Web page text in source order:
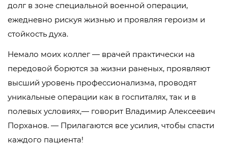
долг в зоне специальной военной операции,
ежедневно рискуя жизнью и проявляя героизм и
стойкость духа.
Немало моих коллег — врачей практически на
передовой борются за жизни раненых, проявляют
высший уровень профессионализма, проводят
уникальные операции как в госпиталях, так и в
полевых условиях,— говорит Владимир Алексеевич
Порханов. — Прилагаются все усилия, чтобы спасти
каждого пациента!